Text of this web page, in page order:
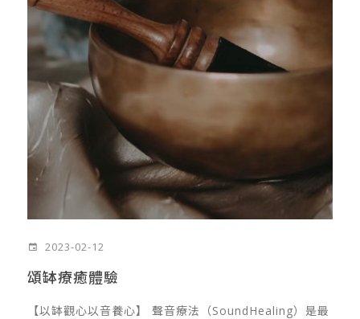
2023-02-12
頌缽療癒體驗
【以缽觀心以音養心】 聲音療法（SoundHealing）是最